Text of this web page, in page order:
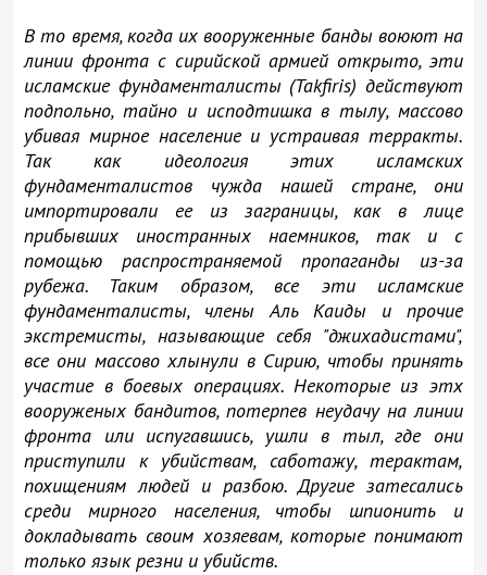
В то время, когда их вооруженные банды воюют на
линии фронта с сирийской армией открыто, эти
исламские фундаменталисты (Takfiris) действуют
подпольно, тайно и исподтишка в тылу, массово
убивая мирное население и устраивая терракты.
Так как идеология этих исламских
фундаменталистов чужда нашей стране, они
импортировали ее из заграницы, как в лице
прибывших иностранных наемников, так и с
помощью распространяемой пропаганды из-за
рубежа. Таким образом, все эти исламские
фундаменталисты, члены Аль Каиды и прочие
экстремисты, называющие себя "джихадистами",
все они массово хлынули в Сирию, чтобы принять
участие в боевых операциях. Некоторые из этх
вооруженых бандитов, потерпев неудачу на линии
фронта или испугавшись, ушли в тыл, где они
приступили к убийствам, саботажу, терактам,
похищениям людей и разбою. Другие затесались
среди мирного населения, чтобы шпионить и
докладывать своим хозяевам, которые понимают
только язык резни и убийств.